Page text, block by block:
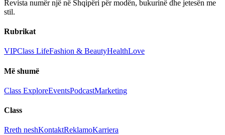
Revista numër një në Shqipëri për modën, bukurinë dhe jetesën me
stil.
Rubrikat
VIPClass LifeFashion & BeautyHealthLove
Më shumë
Class ExploreEventsPodcastMarketing
Class
Rreth neshKontaktReklamoKarriera